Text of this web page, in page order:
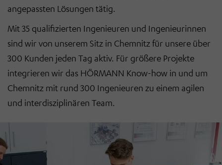
angepassten Lösungen tätig.
Mit 35 qualifizierten Ingenieuren und Ingenieurinnen
sind wir von unserem Sitz in Chemnitz für unsere über
300 Kunden jeden Tag aktiv. Für größere Projekte
integrieren wir das HÖRMANN Know-how in und um
Chemnitz mit rund 300 Ingenieuren zu einem agilen
und interdisziplinären Team.